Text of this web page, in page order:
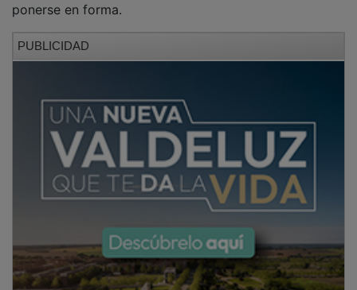
ponerse en forma.
PUBLICIDAD